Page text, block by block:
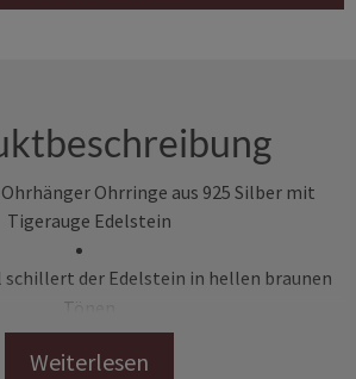
Ohrringe aus 925 Silber mit
Tigerauge Edelstein
der Edelstein in hellen braunen
Tönen
historischen Schmuck handelt es sich um